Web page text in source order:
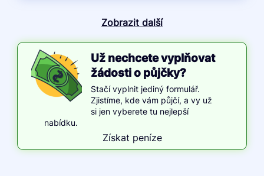
Zobrazit další
Už nechcete vyplňovat
žádosti o půjčky?
Stačí vyplnit jediný formulář.
Zjistíme, kde vám půjčí, a vy už
si jen vyberete tu nejlepší
nabídku.
Získat peníze